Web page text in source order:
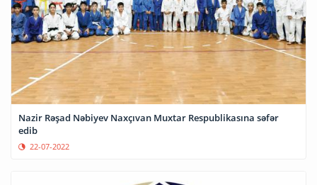
Nazir Rəşad Nəbiyev Naxçıvan Muxtar Respublikasına səfər
edib
22-07-2022